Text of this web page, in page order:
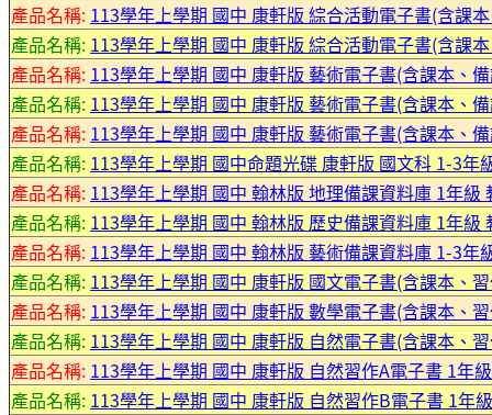
產品名稱: 113學年上學期 國中 康軒版 綜合活動電子書(含課
產品名稱: 113學年上學期 國中 康軒版 綜合活動電子書(含課
產品名稱: 113學年上學期 國中 康軒版 藝術電子書(含課本、
產品名稱: 113學年上學期 國中 康軒版 藝術電子書(含課本、
產品名稱: 113學年上學期 國中 康軒版 藝術電子書(含課本、
產品名稱: 113學年上學期 國中命題光碟 康軒版 國文科 1-3年
產品名稱: 113學年上學期 國中 翰林版 地理備課資料庫 1年級
產品名稱: 113學年上學期 國中 翰林版 歷史備課資料庫 1年級
產品名稱: 113學年上學期 國中 翰林版 藝術備課資料庫 1-3年
產品名稱: 113學年上學期 國中 康軒版 國文電子書(含課本、
產品名稱: 113學年上學期 國中 康軒版 數學電子書(含課本、
產品名稱: 113學年上學期 國中 康軒版 自然電子書(含課本、
產品名稱: 113學年上學期 國中 康軒版 自然習作A電子書 1年
產品名稱: 113學年上學期 國中 康軒版 自然習作B電子書 1年